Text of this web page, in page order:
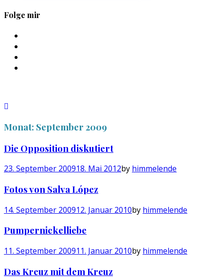
Folge mir
Monat: September 2009
Die Opposition diskutiert
23. September 200918. Mai 2012by himmelende
Fotos von Salva López
14. September 200912. Januar 2010by himmelende
Pumpernickelliebe
11. September 200911. Januar 2010by himmelende
Das Kreuz mit dem Kreuz